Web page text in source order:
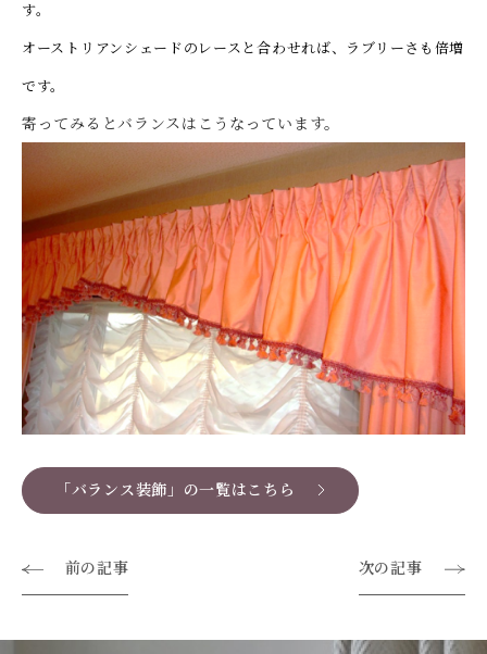
す。
オーストリアンシェードのレースと合わせれば、ラブリーさも倍増
です。
寄ってみるとバランスはこうなっています。
「バランス装飾」の一覧はこちら
前の記事 次の記事